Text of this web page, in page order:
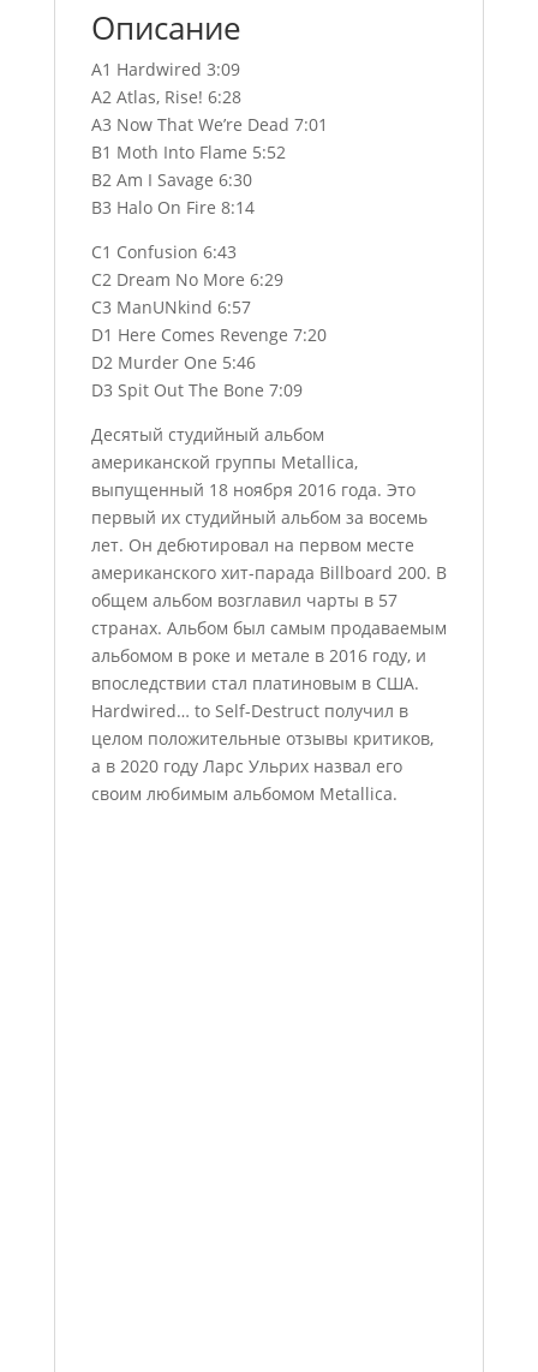
Описание
A1 Hardwired 3:09
A2 Atlas, Rise! 6:28
A3 Now That We’re Dead 7:01
B1 Moth Into Flame 5:52
B2 Am I Savage 6:30
B3 Halo On Fire 8:14
C1 Confusion 6:43
C2 Dream No More 6:29
C3 ManUNkind 6:57
D1 Here Comes Revenge 7:20
D2 Murder One 5:46
D3 Spit Out The Bone 7:09
Десятый студийный альбом
американской группы Metallica,
выпущенный 18 ноября 2016 года. Это
первый их студийный альбом за восемь
лет. Он дебютировал на первом месте
американского хит-парада Billboard 200. В
общем альбом возглавил чарты в 57
странах. Альбом был самым продаваемым
альбомом в роке и метале в 2016 году, и
впоследствии стал платиновым в США.
Hardwired… to Self-Destruct получил в
целом положительные отзывы критиков,
а в 2020 году Ларс Ульрих назвал его
своим любимым альбомом Metallica.